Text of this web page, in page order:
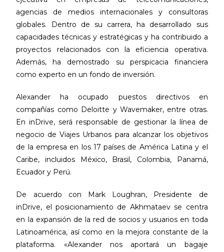
agencias de medios internacionales y consultoras
globales. Dentro de su carrera, ha desarrollado sus
capacidades técnicas y estratégicas y ha contribuido a
proyectos relacionados con la eficiencia operativa.
Además, ha demostrado su perspicacia financiera
como experto en un fondo de inversión.
Alexander ha ocupado puestos directivos en
compañías como Deloitte y Wavemaker, entre otras.
En inDrive, será responsable de gestionar la línea de
negocio de Viajes Urbanos para alcanzar los objetivos
de la empresa en los 17 países de América Latina y el
Caribe, incluidos México, Brasil, Colombia, Panamá,
Ecuador y Perú.
De acuerdo con Mark Loughran, Presidente de
inDrive, el posicionamiento de Akhmataev se centra
en la expansión de la red de socios y usuarios en toda
Latinoamérica, así como en la mejora constante de la
plataforma. «Alexander nos aportará un bagaje